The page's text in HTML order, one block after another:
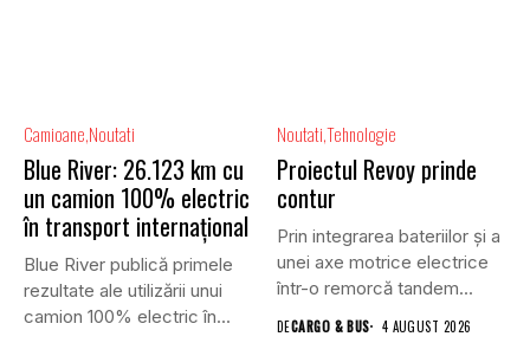
Camioane Noutati
Blue River: 26.123 km cu
un camion 100% electric
în transport internațional
Blue River publică primele
rezultate ale utilizării unui
camion 100% electric în...
NoutatiTehnologie
Proiectul Revoy prinde
contur
Prin integrarea bateriilor și a
unei axe motrice electrice
într-o remorcă tandem...
DECARGO & BUS 4 AUGUST 2026